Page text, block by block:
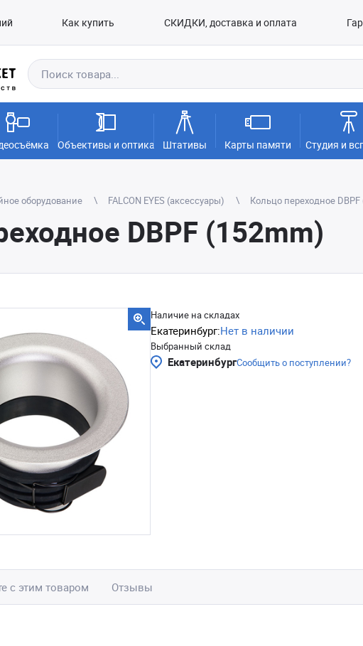
Как купить СКИДКИ, доставка и оплата
Объективы и оптика Штативы Карты памяти Студия и
оборудование FALCON EYES (аксессуары) Кольцо переходное DBPF
DBPF (152mm)
Наличие на складах
Екатеринбург:Нет в наличии
Выбранный склад
ЕкатеринбургСообщить о поступлении?
с этим товаром Отзывы